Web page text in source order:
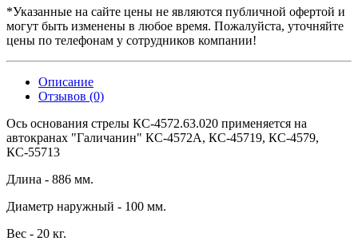
*Указанные на сайте цены не являются публичной офертой и
могут быть изменены в любое время. Пожалуйста, уточняйте
цены по телефонам у сотрудников компании!
Описание
Отзывов (0)
Ось основания стрелы КС-4572.63.020 применяется на
автокранах "Галичанин" КС-4572А, КС-45719, КС-4579,
КС-55713
Длина - 886 мм.
Диаметр наружный - 100 мм.
Вес - 20 кг.